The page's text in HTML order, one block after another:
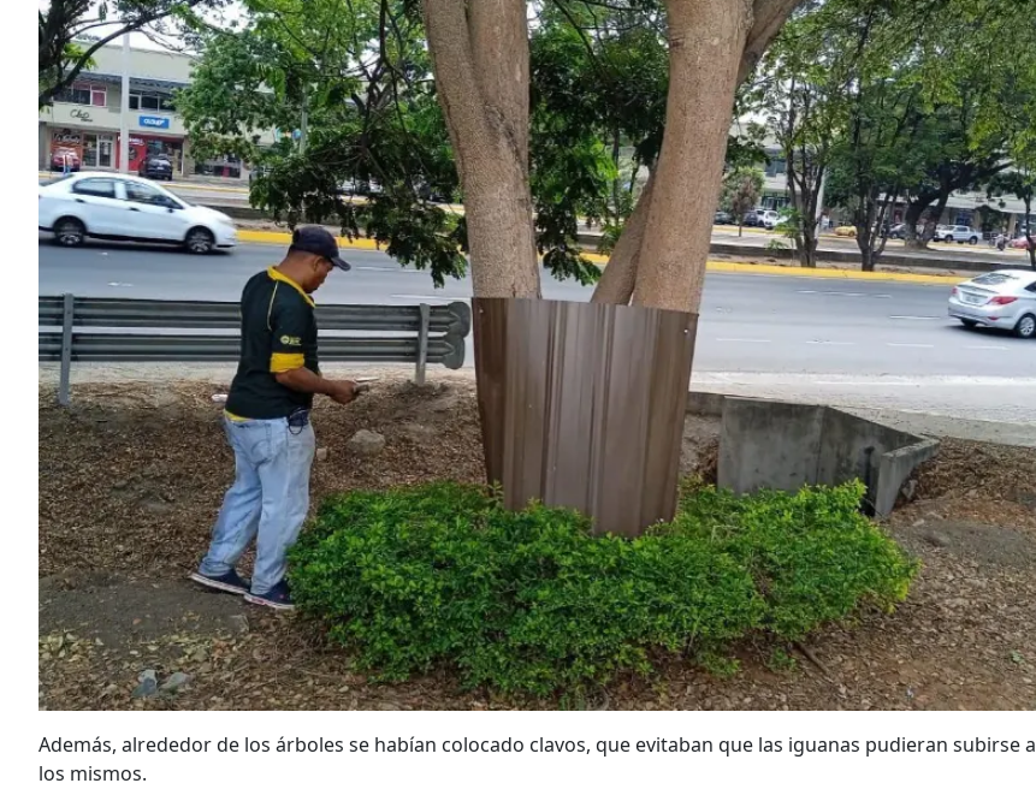
Además, alrededor de los árboles se habían colocado clavos, que evitaban que las iguanas pudieran subirse a
los mismos.